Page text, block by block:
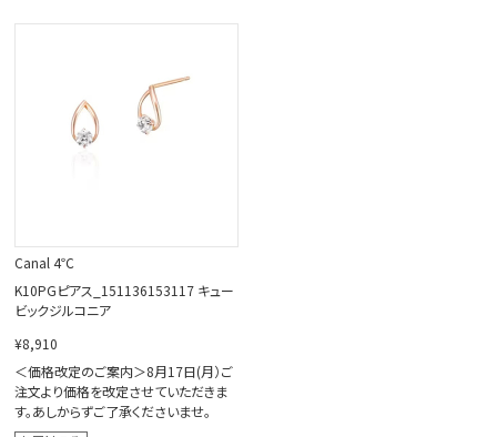
Canal 4℃
K10PGピアス_151136153117 キュー
ビックジルコニア
¥8,910
＜価格改定のご案内＞8月17日(月）ご
注文より価格を改定させていただきま
す。あしからずご了承くださいませ。